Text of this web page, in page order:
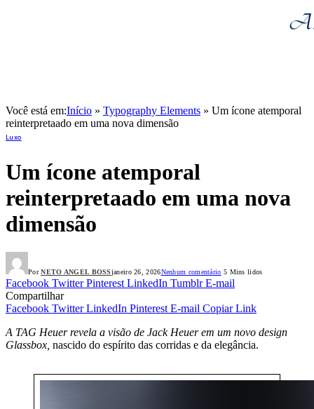
Você está em:Início » Typography Elements » Um ícone atemporal
reinterpretaado em uma nova dimensão
Luxo
Um ícone atemporal
reinterpretaado em uma nova
dimensão
Por NETO ANGEL BOSSjaneiro 26, 2026Nenhum comentário 5 Mins lidos
Facebook Twitter Pinterest LinkedIn Tumblr E-mail
Compartilhar
Facebook Twitter LinkedIn Pinterest E-mail Copiar Link
A TAG Heuer revela a visão de Jack Heuer em um novo design
Glassbox, nascido do espírito das corridas e da elegância.